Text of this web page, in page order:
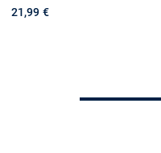
21,99 €
Größe